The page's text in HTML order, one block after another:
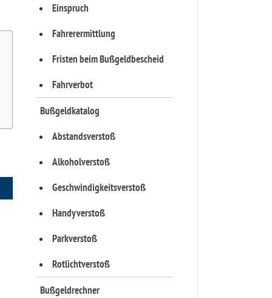
Einspruch
Fahrerermittlung
Fristen beim Bußgeldbescheid
Fahrverbot
Bußgeldkatalog
Abstandsverstoß
Alkoholverstoß
Geschwindigkeitsverstoß
Handyverstoß
Parkverstoß
Rotlichtverstoß
Bußgeldrechner